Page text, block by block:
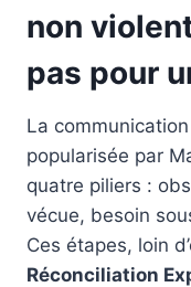
non
pas pour
La
popularisée par
quatre piliers :
vécue, besoin
Ces étapes, loin
Réconciliation